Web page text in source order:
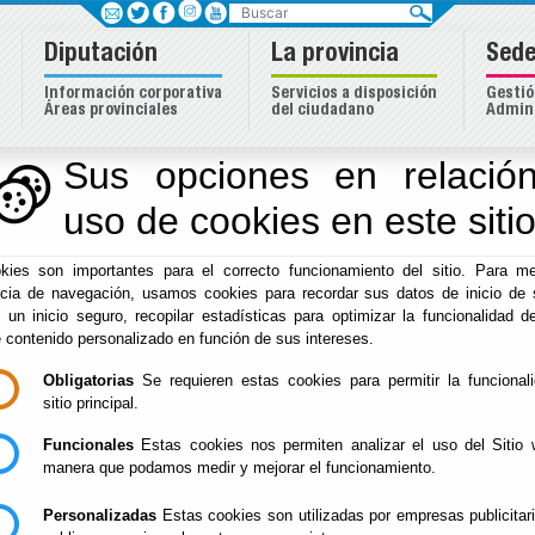
Sus opciones en
uso de cookies en este sitio
son importantes para el correcto funcionamiento del sitio. Para
de navegación, usamos cookies para recordar sus datos de inicio de
un inicio seguro, recopilar estadísticas para optimizar la funcionalidad
contenido personalizado en función de sus intereses.
Obligatorias Se requieren estas cookies para permitir la
sitio principal.
Funcionales Estas cookies nos permiten analizar el uso del Sitio
manera que podamos medir y mejorar el funcionamiento.
Personalizadas Estas cookies son utilizadas por empresas
Almería
Inicio - Sede Electrónica. Calendario Oficial
Sede Electrónica.
CALENDARIO OFICIAL SEDE
El calendario oficial de la Sede
http://www.pulpi.eses el siguiente:
DÍAS INHÁBILES 2020:
Buscar
Diputación
Información corporativa
Áreas provinciales
La provincia
Servicios a disposición
del ciudadano